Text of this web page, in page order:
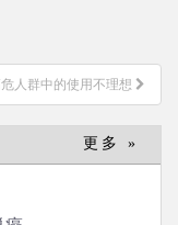
人群中的使用不理想
更多 »